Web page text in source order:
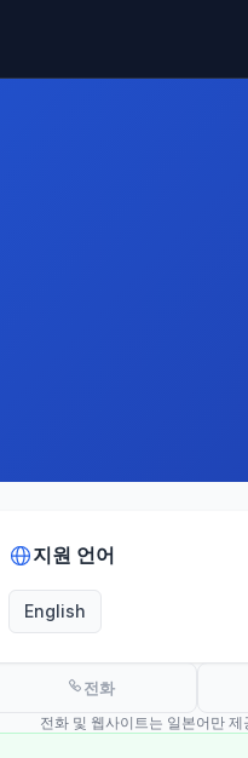
지원 언어
English
전화
전화 및 웹사이트는 일본어만 제